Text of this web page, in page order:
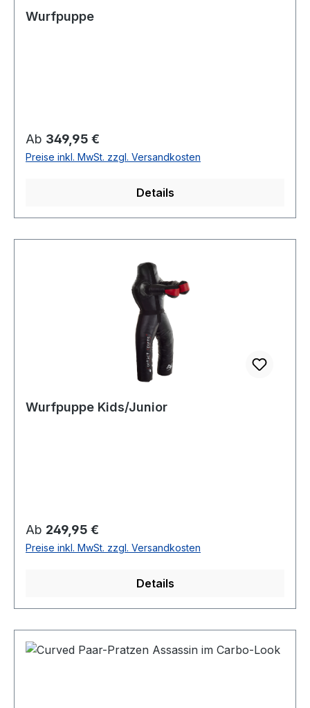
Wurfpuppe
Regulärer Preis:
Ab 349,95 €
Preise inkl. MwSt. zzgl. Versandkosten
Details
Wurfpuppe Kids/Junior
Regulärer Preis:
Ab 249,95 €
Preise inkl. MwSt. zzgl. Versandkosten
Details